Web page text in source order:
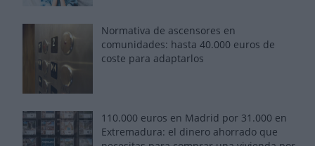
Normativa de ascensores en
comunidades: hasta 40.000 euros de
coste para adaptarlos
110.000 euros en Madrid por 31.000 en
Extremadura: el dinero ahorrado que